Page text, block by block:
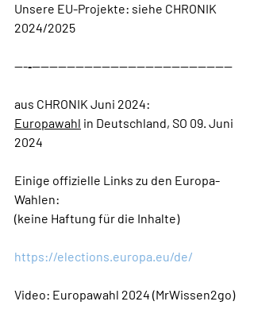
Unsere EU-Projekte: siehe CHRONIK
2024/2025
---‐----------------------------------------------
aus CHRONIK Juni 2024:
Europawahl in Deutschland, SO 09. Juni
2024
Einige offizielle Links zu den Europa-
Wahlen:
(keine Haftung für die Inhalte)
https://elections.europa.eu/de/
Video: Europawahl 2024 (MrWissen2go)